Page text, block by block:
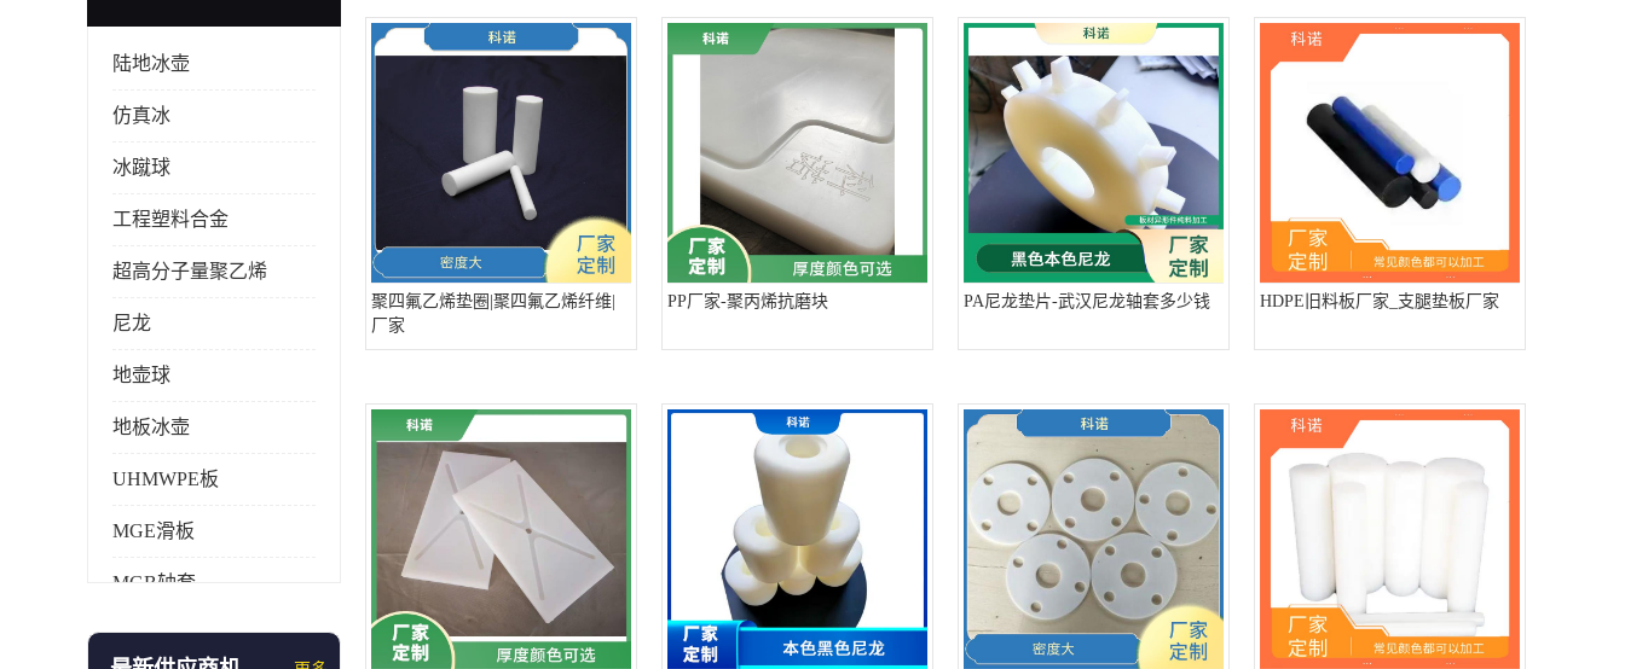
陆地冰壶
仿真冰
冰蹴球
工程塑料合金
超高分子量聚乙烯
尼龙
地壶球
地板冰壶
UHMWPE板
MGE滑板
MGB轴套
旱地冰壶
聚四氟乙烯垫圈|聚四氟乙烯纤维|
厂家
PP厂家-聚丙烯抗磨块 PA尼龙垫片-武汉尼龙轴套多少钱 HDPE旧料板厂家_支腿垫板厂家